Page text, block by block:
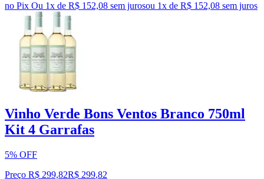
no Pix Ou 1x de R$ 152,08 sem jurosou 1x de R$ 152,08 sem juros
Vinho Verde Bons Ventos Branco 750ml
Kit 4 Garrafas
5% OFF
Preço R$ 299,82R$ 299,82